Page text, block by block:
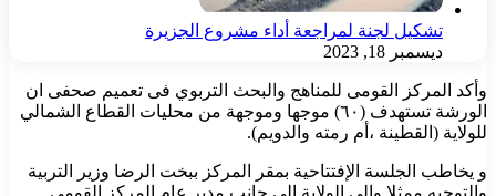
تشكيل لجنة لمراجعة أداء مشروع الجزيرة
ديسمبر 18, 2023
وأكد المركز القومى للمناهج والبحث التربوي فى تعميم صحفى ان
الورشة تستهدف (٦٠) موجها وموجهة من محليات القطاع الشمالي
للولاية (القطينة ،أم رمته والدويم).
و يخاطب الجلسة الإفتتاحية بمقر المركز ببخت الرضا وزير التربية